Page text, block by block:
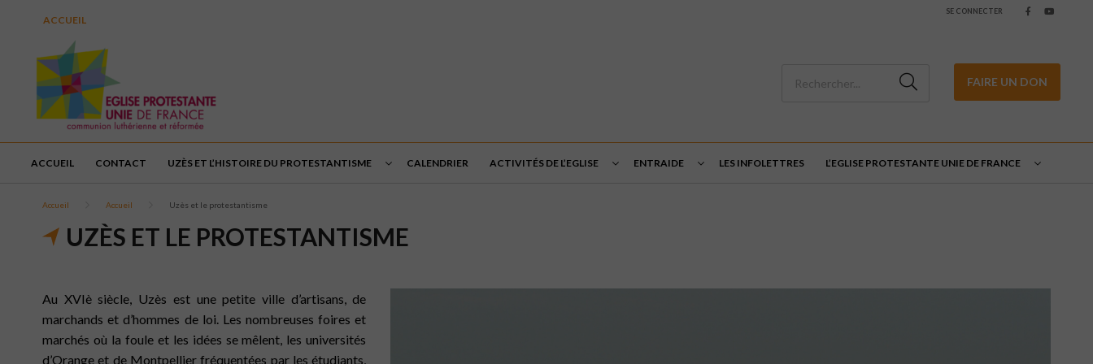
ACCUEIL
SE CONNECTER
FAIRE UN DON
ACCUEIL CONTACT UZÈS ET L’HISTOIRE DU PROTESTANTISME CALENDRIER ACTIVITÉS DE L’EGLISE ENTRAIDE LES INFOLETTRES L’EGLISE PROTESTANTE UNIE DE FRANCE
Accueil Accueil Uzès et le protestantisme
UZÈS ET LE PROTESTANTISME
Au XVIè siècle, Uzès est une petite ville d’artisans, de
marchands et d’hommes de loi. Les nombreuses foires et
marchés où la foule et les idées se mêlent, les universités
d’Orange et de Montpellier fréquentées par les étudiants,